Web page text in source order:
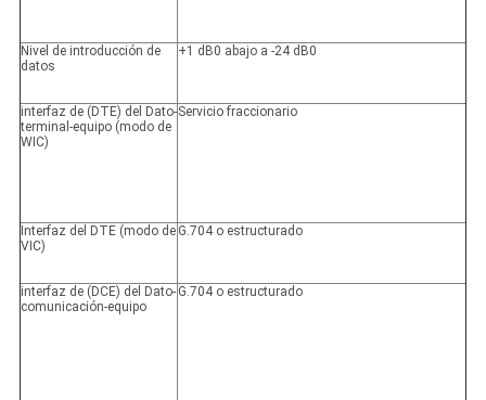
Nivel de introducción de
datos
+1 dB0 abajo a -24 dB0
interfaz de (DTE) del Dato-
terminal-equipo (modo de
WIC)
Servicio fraccionario
Interfaz del DTE (modo de
VIC)
G.704 o estructurado
interfaz de (DCE) del Dato-
comunicación-equipo
G.704 o estructurado